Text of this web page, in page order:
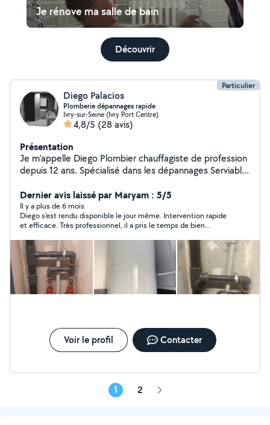
Je rénove ma salle de bain
Découvrir
Particulier
Diego Palacios
Plomberie dépannages rapide
Ivry-sur-Seine (Ivry Port Centre)
4,8/5 (28 avis)
Présentation
Je m'appelle Diego Plombier chauffagiste de profession
depuis 12 ans. Spécialisé dans les dépannages Serviable,
demande du client. N'hésitez pas à me contacter,
DEVIS GRATUIT . Plomberie Chauffage Rénovation
d'intérieur
Dernier avis laissé par Maryam : 5/5
Il y a plus de 6 mois
Diego s'est rendu disponible le jour même. Intervention rapide
et efficace. Très professionnel, il a pris le temps de bien
Personne très sympathique et agréable. Merci Diego
Voir le profil Contacter
1 2 Page